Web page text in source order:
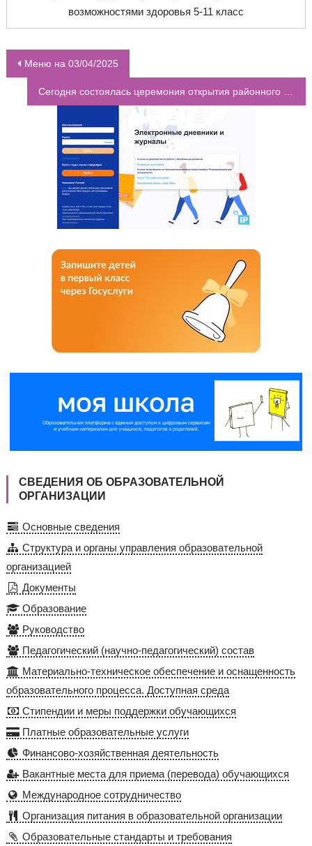
возможностями здоровья 5-11 класс
НАВИГАЦИЯ ПО ЗАПИСЯМ
Меню на 03/04/2025
Сегодня состоялась церемония открытия районного конкурса «Учитель года – 2025» и «Искусство воспитания»
СВЕДЕНИЯ ОБ ОБРАЗОВАТЕЛЬНОЙ
ОРГАНИЗАЦИИ
Основные сведения
Структура и органы управления образовательной
организацией
Документы
Образование
Руководство
Педагогический (научно-педагогический) состав
Материально-техническое обеспечение и оснащенность
образовательного процесса. Доступная среда
Стипендии и меры поддержки обучающихся
Платные образовательные услуги
Финансово-хозяйственная деятельность
Вакантные места для приема (перевода) обучающихся
Международное сотрудничество
Организация питания в образовательной организации
Образовательные стандарты и требования